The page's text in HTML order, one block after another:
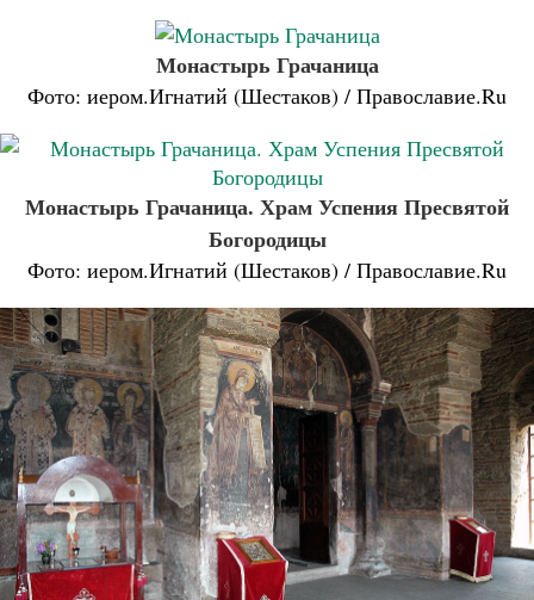
Монастырь Грачаница
Фото: иером.Игнатий (Шестаков) / Православие.Ru
Монастырь Грачаница. Храм Успения Пресвятой
Богородицы
Фото: иером.Игнатий (Шестаков) / Православие.Ru